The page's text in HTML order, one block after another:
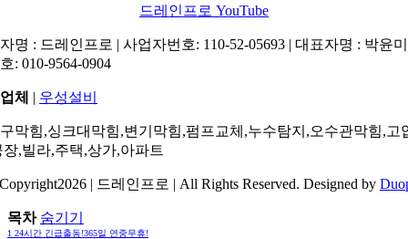
드레인프로 YouTube
명 : 드레인프로 | 사업자번호: 110-52-05693 | 대표자명 : 박윤
: 010-9564-0904
체 | 우성설비
막힘,싱크대막힘,변기막힘,펌프교체,누수탐지,오수관막힘,고
장,빌라,주택,상가,아파트
| 드레인프로 | All Rights Reserved. Designed by
목차 숨기기
1 24시간 긴급출동!365일 연중무휴!